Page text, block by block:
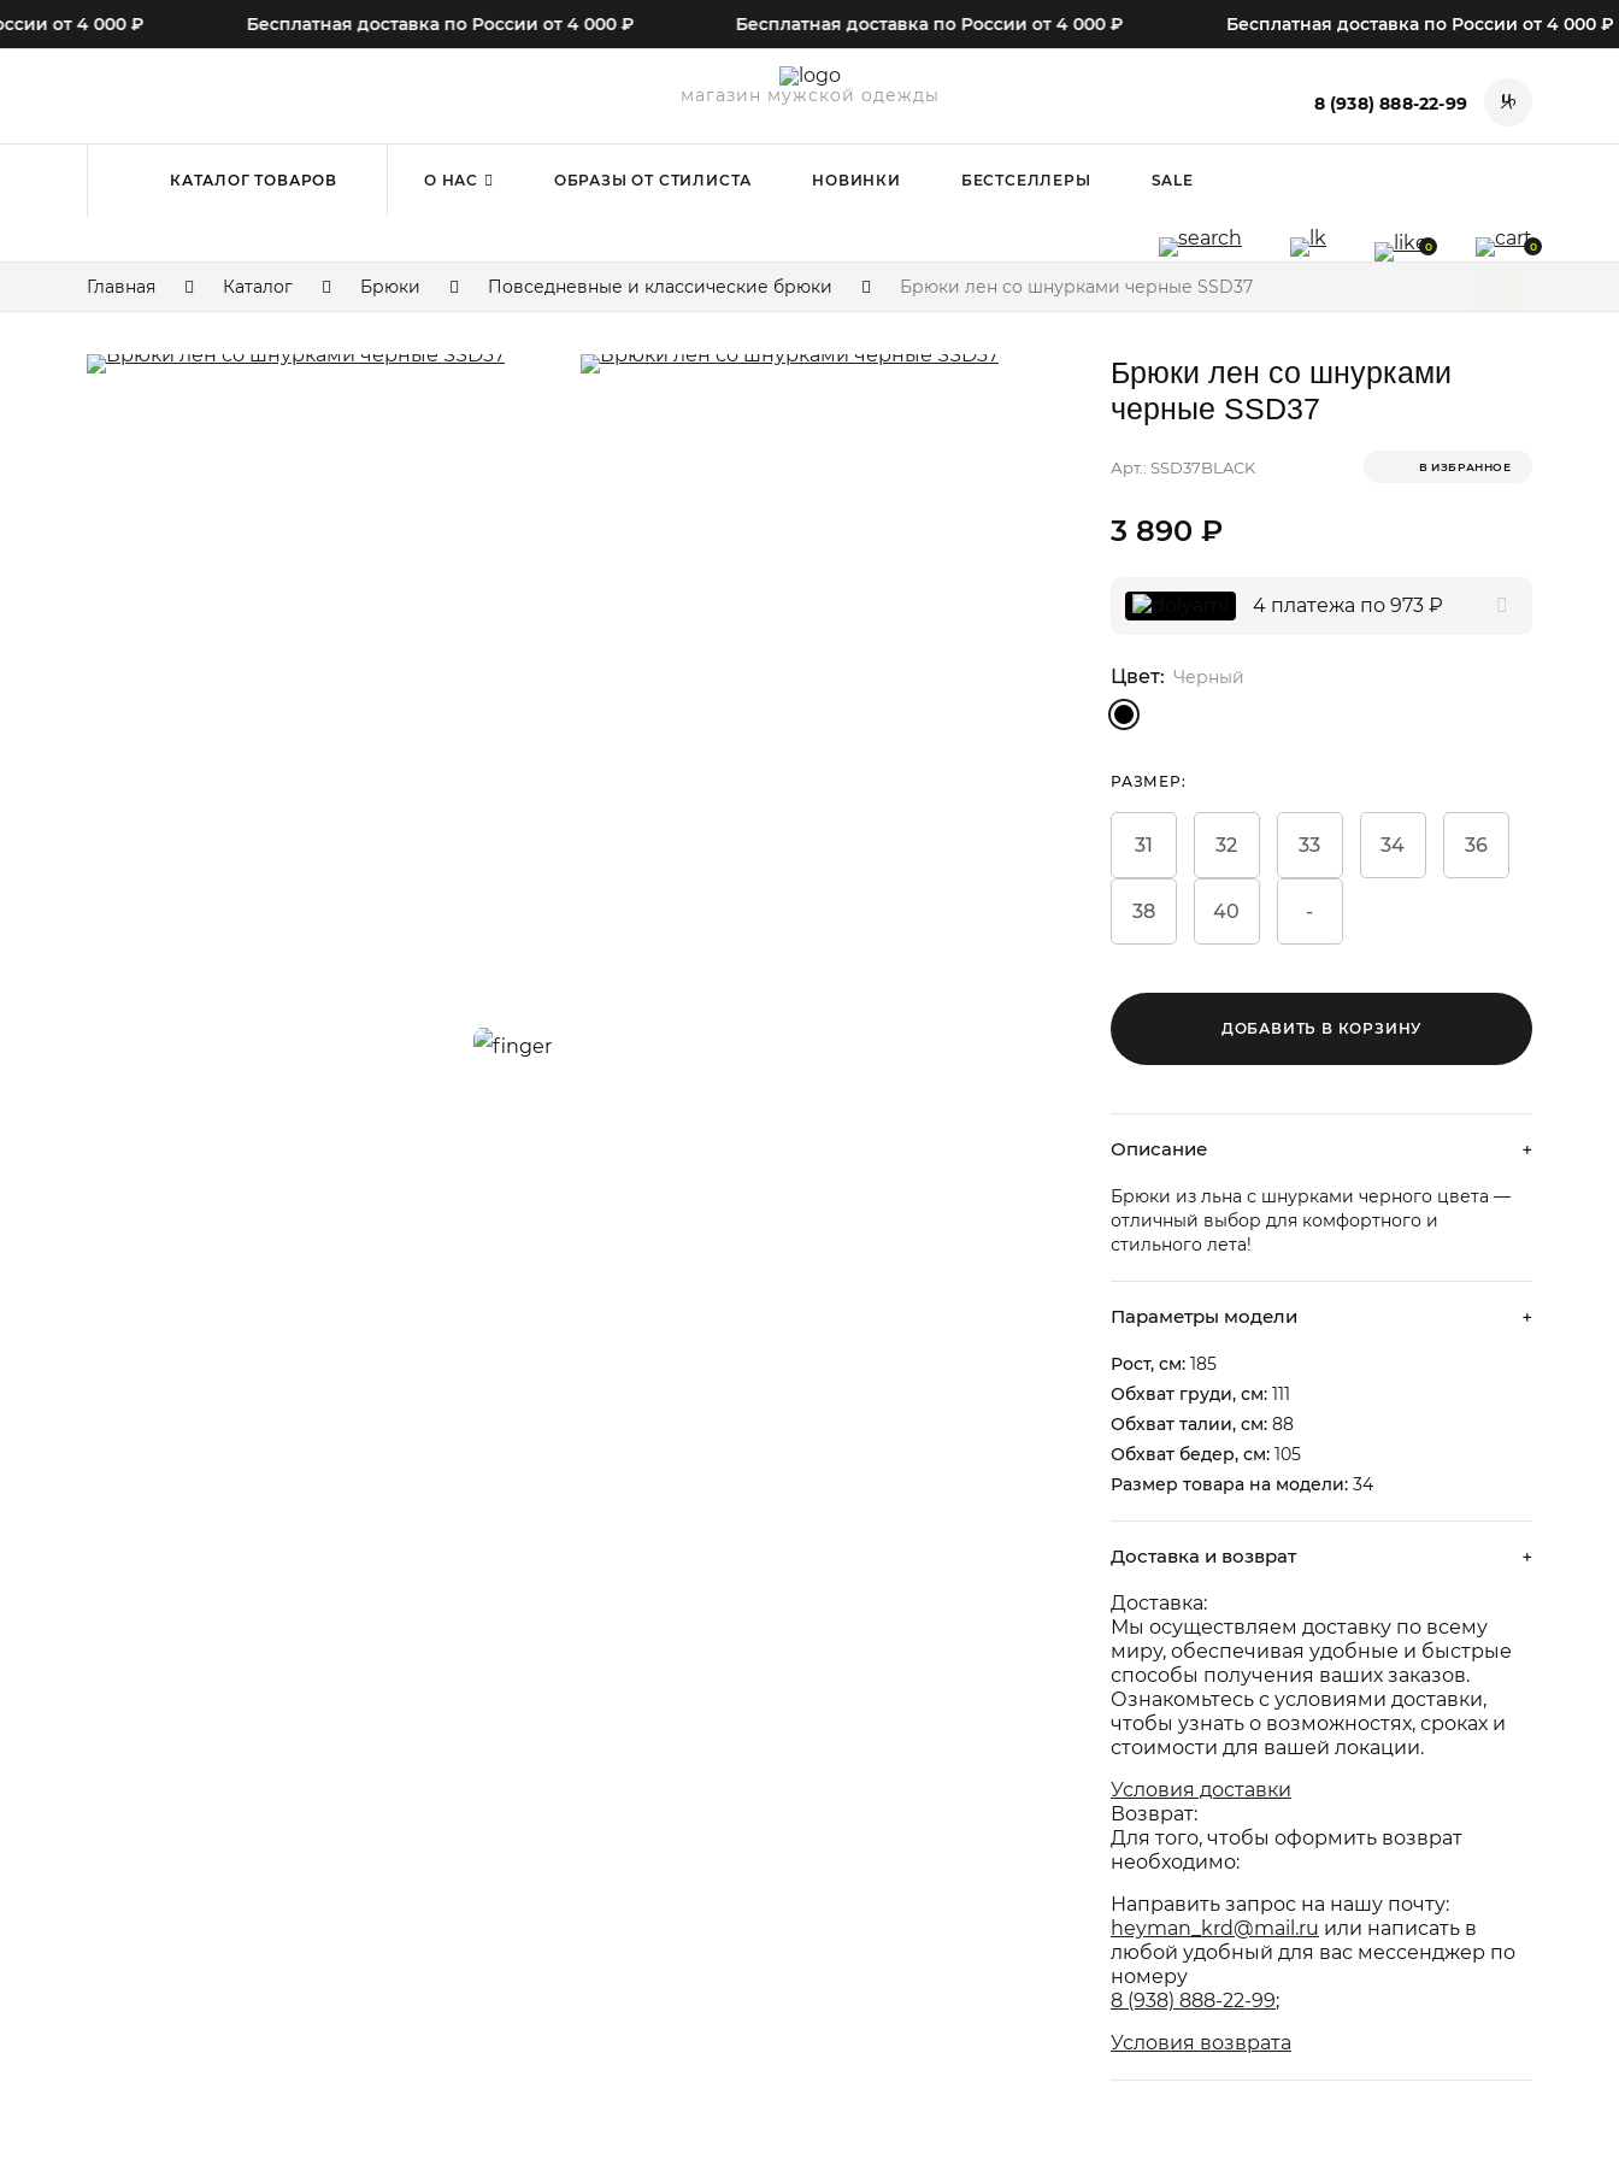
от 4 000 ₽ Бесплатная доставка по России от 4 000 ₽ Бесплатная доставка по России от 4 000 ₽ Бесплатная доставка по России от 4 000 ₽
магазин мужской одежды 8 (938) 888-22-99
КАТАЛОГ ТОВАРОВ О НАС ОБРАЗЫ ОТ СТИЛИСТА НОВИНКИ БЕСТСЕЛЛЕРЫ SALE
0 0
Главная Каталог Брюки Повседневные и классические брюки Брюки лен со шнурками черные SSD37
Брюки лен со шнурками
черные SSD37
Арт.: SSD37BLACK
3 890 ₽
4 платежа по 973 ₽
Цвет: Черный
РАЗМЕР:
31 32 33 34 36
38 40 -
ДОБАВИТЬ В КОРЗИНУ
Описание ×
Брюки из льна с шнурками черного цвета —
отличный выбор для комфортного и
стильного лета!
Параметры модели ×
Рост, см:185
Обхват груди, см:111
Обхват талии, см:88
Обхват бедер, см:105
Размер товара на модели:34
Доставка и возврат ×
Доставка:
Мы осуществляем доставку по всему
миру, обеспечивая удобные и быстрые
способы получения ваших заказов.
Ознакомьтесь с условиями доставки,
чтобы узнать о возможностях, сроках и
стоимости для вашей локации.
Условия доставки
Возврат:
Для того, чтобы оформить возврат
необходимо:
Направить запрос на нашу почту:
heyman_krd@mail.ru или написать в
любой удобный для вас мессенджер по
номеру
8 (938) 888-22-99;
Условия возврата